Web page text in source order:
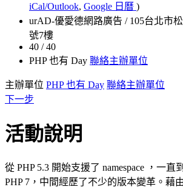
iCal/Outlook, Google 日曆 )
urAD-優愛德網路廣告 / 105台北市
號7樓
40 / 40
PHP 也有 Day 聯絡主辦單位
主辦單位 PHP 也有 Day 聯絡主辦單位
下一步
活動說明
從 PHP 5.3 開始支援了 namespace ，一直
PHP 7，中間經歷了不少的版本變革。藉